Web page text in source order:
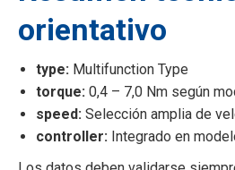
orientativo
type: Multifunction Type
torque: 0,4 – 7,0 Nm según
speed: Selección amplia de
controller: Integrado en